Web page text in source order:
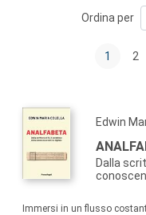
Ordina per
1 2
Edwin
Dalla
Immersi in un flusso